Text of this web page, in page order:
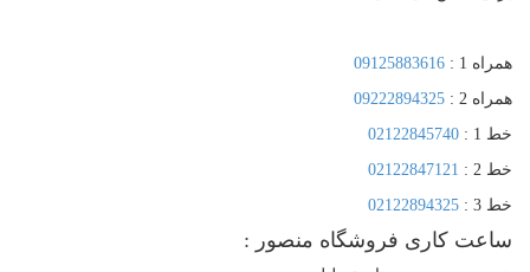
1 :
09125883616
2 :
09222894325
02122845740
02122847121
02122894325
کاری فروشگاه منصور :